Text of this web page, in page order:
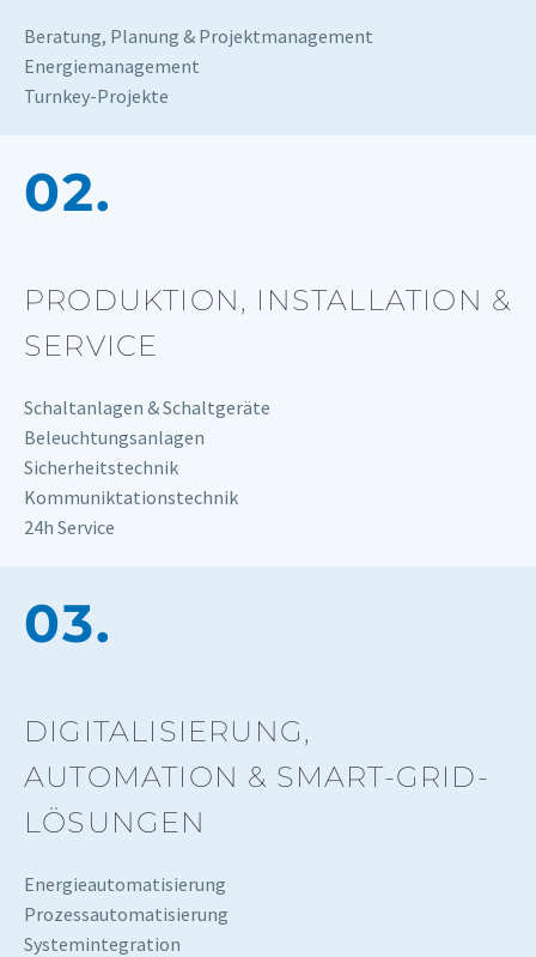
Beratung, Planung & Projektmanagement
Energiemanagement
Turnkey-Projekte
02.
PRODUKTION, INSTALLATION &
SERVICE
Schaltanlagen & Schaltgeräte
Beleuchtungsanlagen
Sicherheitstechnik
Kommuniktationstechnik
24h Service
03.
DIGITALISIERUNG,
AUTOMATION & SMART-GRID-
LÖSUNGEN
Energieautomatisierung
Prozessautomatisierung
Systemintegration